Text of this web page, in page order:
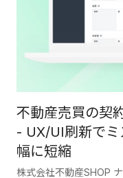
不動産売買の契
- UX/UI刷新でミ
幅に短縮
株式会社不動産SHOP